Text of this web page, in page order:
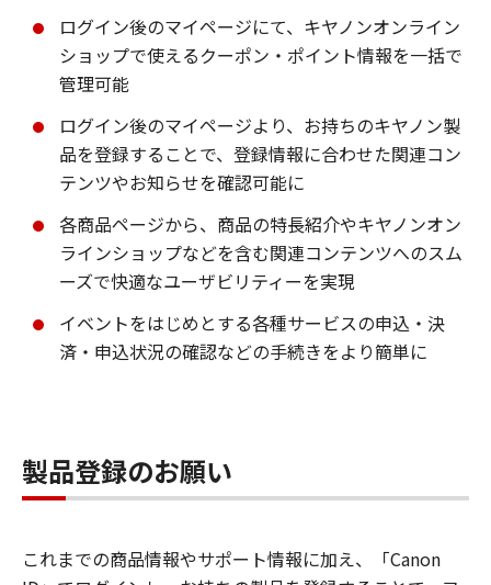
ログイン後のマイページにて、キヤノンオンライン
ショップで使えるクーポン・ポイント情報を一括で
管理可能
ログイン後のマイページより、お持ちのキヤノン製
品を登録することで、登録情報に合わせた関連コン
テンツやお知らせを確認可能に
各商品ページから、商品の特長紹介やキヤノンオン
ラインショップなどを含む関連コンテンツへのスム
ーズで快適なユーザビリティーを実現
イベントをはじめとする各種サービスの申込・決
済・申込状況の確認などの手続きをより簡単に
製品登録のお願い
これまでの商品情報やサポート情報に加え、「Canon